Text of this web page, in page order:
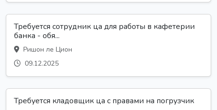
Требуется сотрудник ца для работы в кафетерии
банка - обя...
Ришон ле Цион
09.12.2025
Требуется кладовщик ца с правами на погрузчик